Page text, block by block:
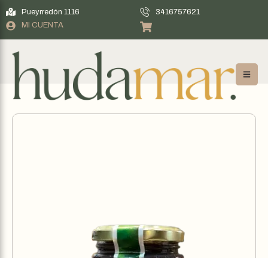
Pueyrredón 1116
3416757621
MI CUENTA